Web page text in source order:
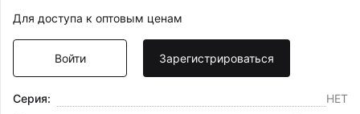
Для доступа к оптовым ценам
Войти Зарегистрироваться
Серия:
НЕТ